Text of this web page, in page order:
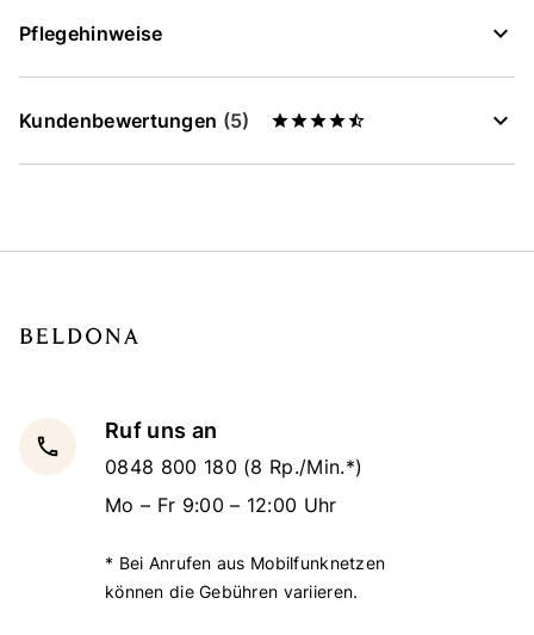
Pflegehinweise
Kundenbewertungen (5)
local_phone
Ruf uns an
0848 800 180 (8 Rp./Min.*)
Mo – Fr 9:00 – 12:00 Uhr
* Bei Anrufen aus Mobilfunknetzen
können die Gebühren variieren.